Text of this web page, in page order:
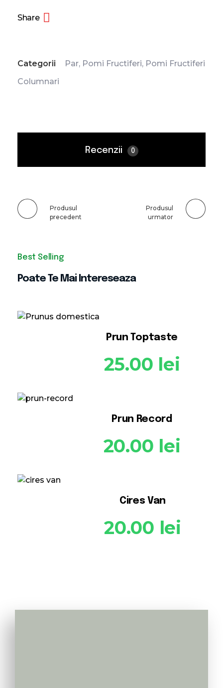
Share
Categorii Par, Pomi Fructiferi, Pomi Fructiferi
Columnari
Recenzii 0
Produsul
precedent
Produsul
urmator
Poate Te Mai Intereseaza
Prun Toptaste
25.00 lei
Prun Record
20.00 lei
Cires Van
20.00 lei